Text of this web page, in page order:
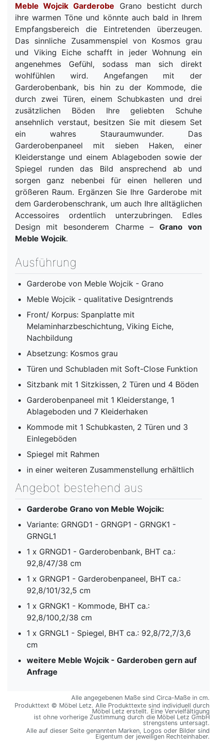
Meble Wojcik Garderobe Grano besticht durch
ihre warmen Töne und könnte auch bald in Ihrem
Empfangsbereich die Eintretenden überzeugen.
Das sinnliche Zusammenspiel von Kosmos grau
und Viking Eiche schafft in jeder Wohnung ein
angenehmes Gefühl, sodass man sich direkt
wohlfühlen wird. Angefangen mit der
Garderobenbank, bis hin zu der Kommode, die
durch zwei Türen, einem Schubkasten und drei
zusätzlichen Böden Ihre geliebten Schuhe
ansehnlich verstaut, besitzen Sie mit diesem Set
ein wahres Stauraumwunder. Das
Garderobenpaneel mit sieben Haken, einer
Kleiderstange und einem Ablageboden sowie der
Spiegel runden das Bild ansprechend ab und
sorgen ganz nebenbei für einen helleren und
größeren Raum. Ergänzen Sie Ihre Garderobe mit
dem Garderobenschrank, um auch Ihre alltäglichen
Accessoires ordentlich unterzubringen. Edles
Design mit besonderem Charme – Grano von
Meble Wojcik.
Ausführung
Garderobe von Meble Wojcik - Grano
Meble Wojcik - qualitative Designtrends
Front/ Korpus: Spanplatte mit
Melaminharzbeschichtung, Viking Eiche,
Nachbildung
Absetzung: Kosmos grau
Türen und Schubladen mit Soft-Close Funktion
Sitzbank mit 1 Sitzkissen, 2 Türen und 4 Böden
Garderobenpaneel mit 1 Kleiderstange, 1
Ablageboden und 7 Kleiderhaken
Kommode mit 1 Schubkasten, 2 Türen und 3
Einlegeböden
Spiegel mit Rahmen
in einer weiteren Zusammenstellung erhältlich
Angebot bestehend aus
Garderobe Grano von Meble Wojcik:
Variante: GRNGD1 - GRNGP1 - GRNGK1 -
GRNGL1
1 x GRNGD1 - Garderobenbank, BHT ca.:
92,8/47/38 cm
1 x GRNGP1 - Garderobenpaneel, BHT ca.:
92,8/101/32,5 cm
1 x GRNGK1 - Kommode, BHT ca.:
92,8/100,2/38 cm
1 x GRNGL1 - Spiegel, BHT ca.: 92,8/72,7/3,6
cm
weitere Meble Wojcik - Garderoben gern auf
Anfrage
Alle angegebenen Maße sind Circa-Maße in cm.
Produkttext © Möbel Letz. Alle Produkttexte sind individuell durch
Möbel Letz erstellt. Eine Vervielfältigung
ist ohne vorherige Zustimmung durch die Möbel Letz GmbH
strengstens untersagt.
Alle auf dieser Seite genannten Marken, Logos oder Bilder sind
Eigentum der jeweiligen Rechteinhaber.